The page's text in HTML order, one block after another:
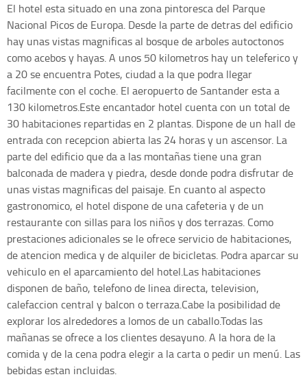
El hotel esta situado en una zona pintoresca del Parque
Nacional Picos de Europa. Desde la parte de detras del edificio
hay unas vistas magnificas al bosque de arboles autoctonos
como acebos y hayas. A unos 50 kilometros hay un teleferico y
a 20 se encuentra Potes, ciudad a la que podra llegar
facilmente con el coche. El aeropuerto de Santander esta a
130 kilometros.Este encantador hotel cuenta con un total de
30 habitaciones repartidas en 2 plantas. Dispone de un hall de
entrada con recepcion abierta las 24 horas y un ascensor. La
parte del edificio que da a las montañas tiene una gran
balconada de madera y piedra, desde donde podra disfrutar de
unas vistas magnificas del paisaje. En cuanto al aspecto
gastronomico, el hotel dispone de una cafeteria y de un
restaurante con sillas para los niños y dos terrazas. Como
prestaciones adicionales se le ofrece servicio de habitaciones,
de atencion medica y de alquiler de bicicletas. Podra aparcar su
vehiculo en el aparcamiento del hotel.Las habitaciones
disponen de baño, telefono de linea directa, television,
calefaccion central y balcon o terraza.Cabe la posibilidad de
explorar los alrededores a lomos de un caballo.Todas las
mañanas se ofrece a los clientes desayuno. A la hora de la
comida y de la cena podra elegir a la carta o pedir un menú. Las
bebidas estan incluidas.